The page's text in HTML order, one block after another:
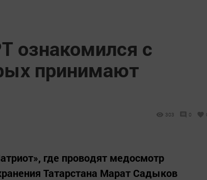
ознакомился с
принимают
303 0
где проводят медосмотр
Татарстана Марат Садыков